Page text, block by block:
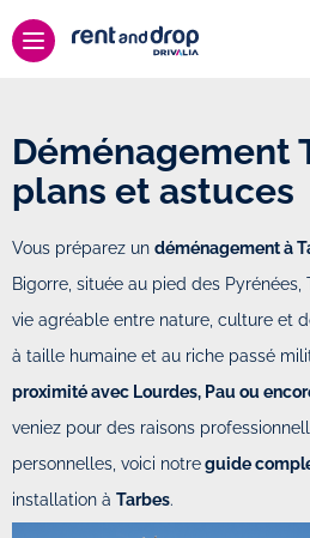
Déménagement
plans et astuces
Vous préparez un déménagement à
Bigorre, située au pied des
vie agréable entre nature, culture et
à taille humaine et au riche passé
proximité avec Lourdes, Pau ou
veniez pour des raisons
personnelles, voici notreguide
installation à Tarbes.